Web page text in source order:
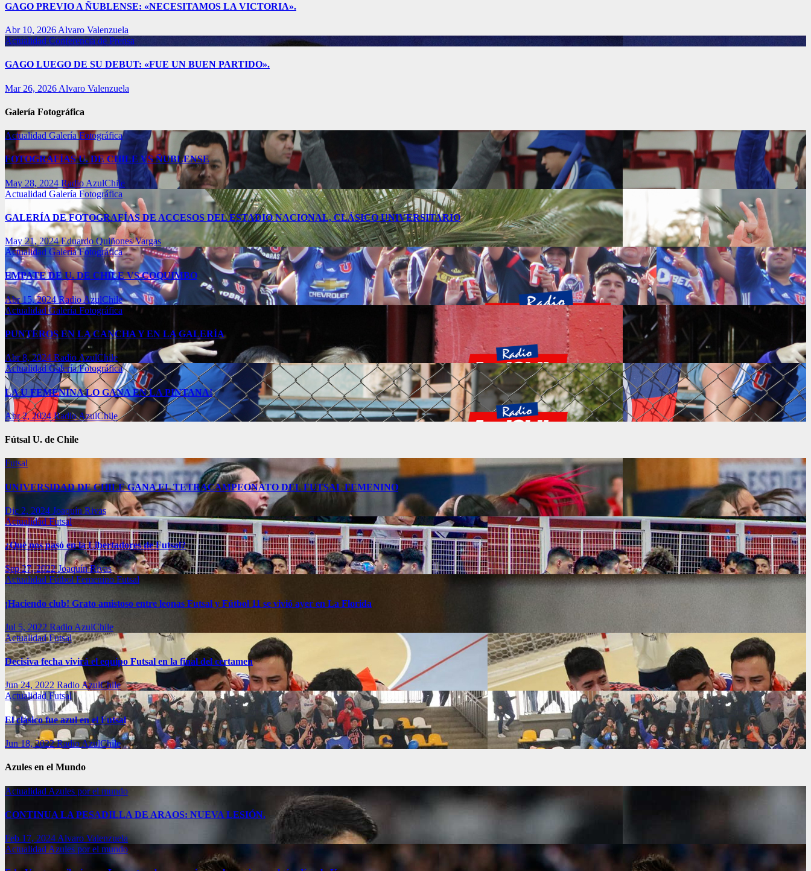
GAGO PREVIO A ÑUBLENSE: «NECESITAMOS LA VICTORIA».
Abr 10, 2026 Alvaro Valenzuela
Actualidad Conferencia de Prensa
GAGO LUEGO DE SU DEBUT: «FUE UN BUEN PARTIDO».
Mar 26, 2026 Alvaro Valenzuela
Galería Fotográfica
ActualidadGalería Fotográfica
FOTOGRAFÍAS U. DE CHILE VS ÑUBLENSE
May 28, 2024 Radio AzulChile
Actualidad Galería Fotográfica
GALERÍA DE FOTOGRAFÍAS DE ACCESOS DEL ESTADIO NACIONAL, CLÁSICO UNIVERSITARIO
May 21, 2024Eduardo Quiñones Vargas
Actualidad Galería Fotográfica
EMPATE DE U. DE CHILE VS COQUIMBO
Abr 15, 2024Radio AzulChile
ActualidadGalería Fotográfica
PUNTEROS EN LA CANCHA Y EN LA GALERÍA
Abr 8, 2024 Radio AzulChile
ActualidadGalería Fotográfica
LA U FEMENINA LO GANA EN LA PINTANA!
Abr 2, 2024Radio AzulChile
Fútsal U. de Chile
Futsal
UNIVERSIDAD DE CHILE GANA EL TETRACAMPEONATO DEL FUTSAL FEMENINO
Dic 2, 2024 Joaquín Rivas
ActualidadFutsal
¿Qué nos pasó en la Libertadores de Futsal?
Sep 27, 2022Joaquín Rivas
ActualidadFútbol FemeninoFutsal
¡Haciendo club! Grato amistoso entre leonas Futsal y Fútbol 11 se vivió ayer en La Florida
Jul 5, 2022 Radio AzulChile
ActualidadFutsal
Decisiva fecha vivirá el equipo Futsal en la final del certamen
Jun 24, 2022 Radio AzulChile
ActualidadFutsal
El clásico fue azul en el Futsal
Jun 18, 2022Radio AzulChile
Azules en el Mundo
Actualidad Azules por el mundo
CONTINUA LA PESADILLA DE ARAOS: NUEVA LESIÓN.
Feb 17, 2024 Alvaro Valenzuela
ActualidadAzules por el mundo